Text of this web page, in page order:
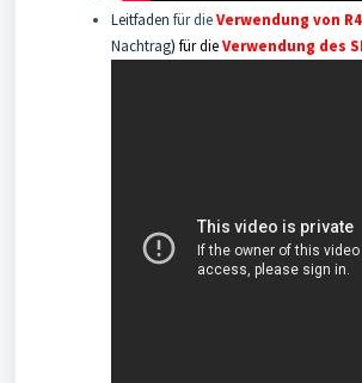
Leitfaden für dieVerwendung von
Nachtrag) für dieVerwendung des